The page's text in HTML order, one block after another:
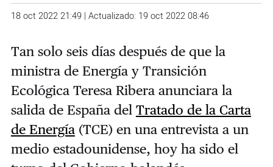
18 oct 2022 21:49 | Actualizado: 19 oct 2022 08:46
Tan solo seis días después de que la
ministra de Energía y Transición
Ecológica Teresa Ribera anunciara la
salida de España del Tratado de la Carta
de Energía(TCE) en una entrevista a un
medio estadounidense, hoy ha sido el